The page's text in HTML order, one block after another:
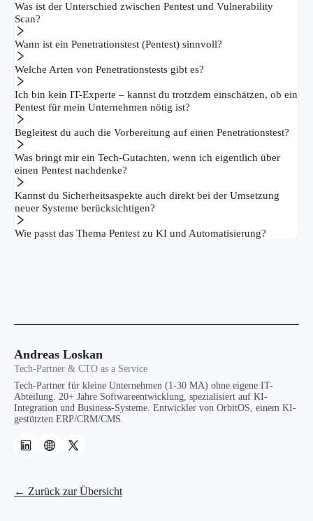
Was ist der Unterschied zwischen Pentest und Vulnerability
Scan?
Wann ist ein Penetrationstest (Pentest) sinnvoll?
Welche Arten von Penetrationstests gibt es?
Ich bin kein IT-Experte – kannst du trotzdem einschätzen, ob ein
Pentest für mein Unternehmen nötig ist?
Begleitest du auch die Vorbereitung auf einen Penetrationstest?
Was bringt mir ein Tech-Gutachten, wenn ich eigentlich über
einen Pentest nachdenke?
Kannst du Sicherheitsaspekte auch direkt bei der Umsetzung
neuer Systeme berücksichtigen?
Wie passt das Thema Pentest zu KI und Automatisierung?
Andreas Loskan
Tech-Partner & CTO as a Service
Tech-Partner für kleine Unternehmen (1-30 MA) ohne eigene IT-
Abteilung. 20+ Jahre Softwareentwicklung, spezialisiert auf KI-
Integration und Business-Systeme. Entwickler von OrbitOS, einem KI-
gestützten ERP/CRM/CMS.
← Zurück zur Übersicht